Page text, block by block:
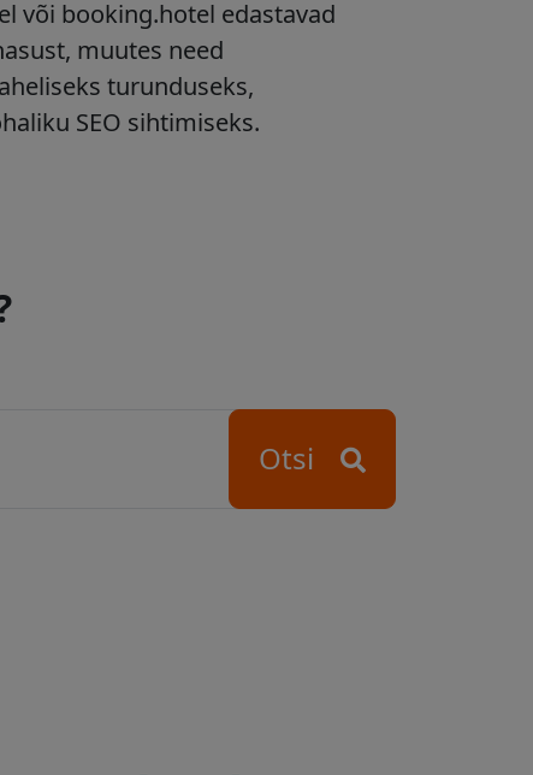
või booking.hotel edastavad
muutes need
turunduseks,
SEO sihtimiseks.
Otsi